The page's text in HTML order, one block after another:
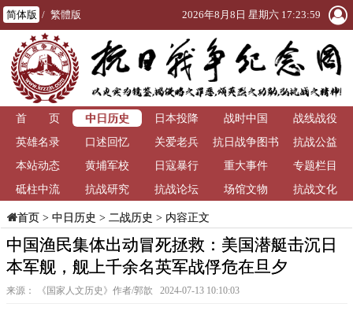
简体版 / 繁體版 2026年8月8日 星期六 17:24:01
首 页 中日历史 日本投降 战时中国
战线战役
英雄名录
口述回忆 关爱老兵
抗日战争图书
馆
抗战公益
本站动态
黄埔军校 日寇暴行 重大事件
专题栏目
砥柱中流
抗战研究 抗战论坛 场馆文物 抗战文化
首页> 中日历史 > 二战历史 > 内容正文
中国渔民集体出动冒死拯救：美国潜艇击沉日
本军舰，舰上千余名英军战俘危在旦夕
来源： 《国家人文历史》作者/郭歆 2024-07-13 10:10:03